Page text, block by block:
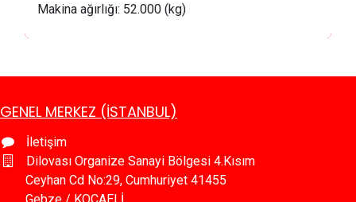
Makina ağırlığı: 52.000 (kg)
GENEL MERKEZ (İSTANBUL)
İletişim
Dilovası Organize Sanayi Bölgesi 4.Kısım
Ceyhan Cd No:29, Cumhuriyet 41455